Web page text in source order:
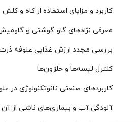
کاربرد و مزایای استفاده از کاه و کلش
معرفی نژادهای گاو گوشتی و
بررسی مجدد ارزش غذایی علوفه
کنترل لیسه‌ها و حلزون‌ها
کاربردهای صنعتی نانوتکنولوژی در
آلودگی آب و بیماری‌‌های ناشی از آن